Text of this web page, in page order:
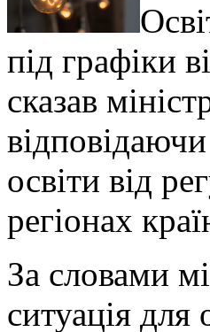
під графіки
сказав
освіти від
регіонах
За словами
ситуація для